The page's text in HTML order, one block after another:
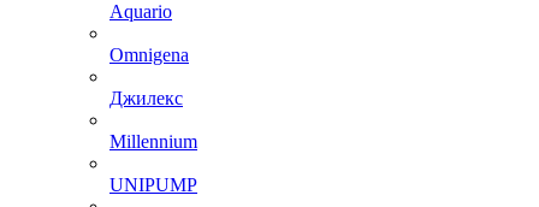
Aquario
Omnigena
Джилекс
Millennium
UNIPUMP